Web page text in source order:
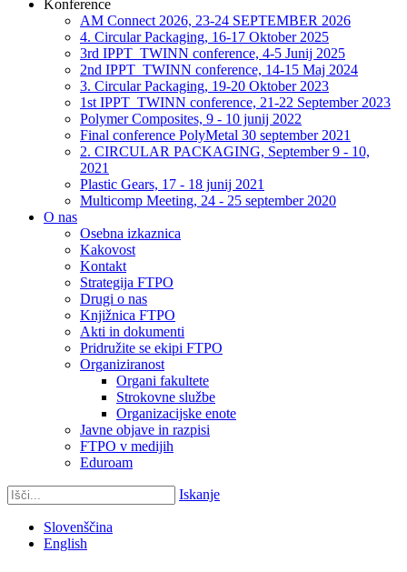
Konference
AM Connect 2026, 23-24 SEPTEMBER 2026
4. Circular Packaging, 16-17 Oktober 2025
3rd IPPT_TWINN conference, 4-5 Junij 2025
2nd IPPT_TWINN conference, 14-15 Maj 2024
3. Circular Packaging, 19-20 Oktober 2023
1st IPPT_TWINN conference, 21-22 September 2023
Polymer Composites, 9 - 10 junij 2022
Final conference PolyMetal 30 september 2021
2. CIRCULAR PACKAGING, September 9 - 10,
2021
Plastic Gears, 17 - 18 junij 2021
Multicomp Meeting, 24 - 25 september 2020
O nas
Osebna izkaznica
Kakovost
Kontakt
Strategija FTPO
Drugi o nas
Knjižnica FTPO
Akti in dokumenti
Pridružite se ekipi FTPO
Organiziranost
Organi fakultete
Strokovne službe
Organizacijske enote
Javne objave in razpisi
FTPO v medijih
Eduroam
Iskanje
Slovenščina
English